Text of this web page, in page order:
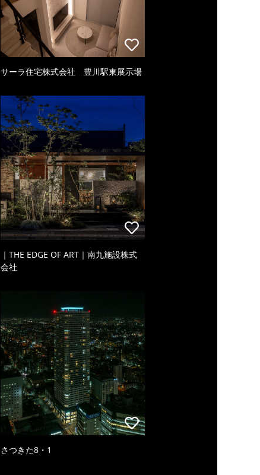
サーラ住宅株式会社 豊川駅東展示場
｜THE EDGE OF ART｜南九施設株式
会社
さつきた8・1